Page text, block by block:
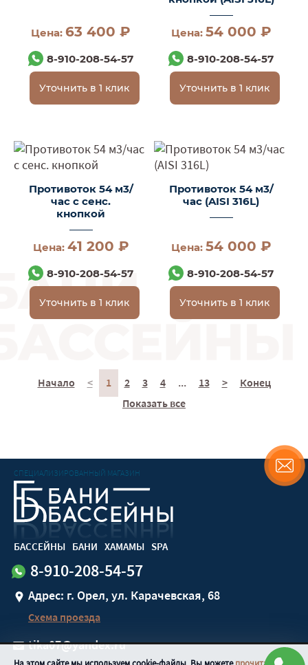
Цена:63 400 ₽
8-910-208-54-57
Уточнить в 1 клик
Цена: 54 000 ₽
8-910-208-54-57
Уточнить в 1 клик
Противоток 54 м3/
час с сенс.
кнопкой
Цена: 41 200 ₽
8-910-208-54-57
Уточнить в 1 клик
Противоток 54 м3/
час (AISI 316L)
Цена: 54 000 ₽
8-910-208-54-57
Уточнить в 1 клик
Начало < 1 2 3 4 ... 13 >
Конец
Показать все
СПЕЦИАЛИЗИРОВАННЫЙ МАГАЗИН
БАССЕЙНЫ БАНИ ХАМАМЫ SPA
Адрес: г. Орел, ул. Карачевская, 68
Схема проезда
8-910-208-54-57
tika07@yandex.ru